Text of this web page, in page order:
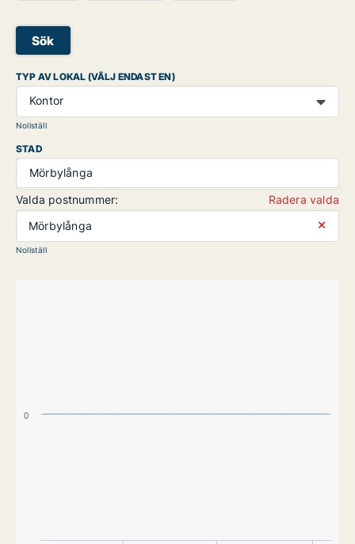
Sök
TYP AV LOKAL (VÄLJ ENDAST EN)
Kontor
Nollställ
STAD
Mörbylånga
Valda postnummer:
Radera valda
Mörbylånga
⨯
Nollställ
0